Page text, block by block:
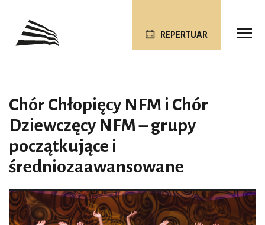
REPERTUAR
Chór Chłopięcy NFM i Chór
Dziewczęcy NFM – grupy
początkujące i
średniozaawansowane